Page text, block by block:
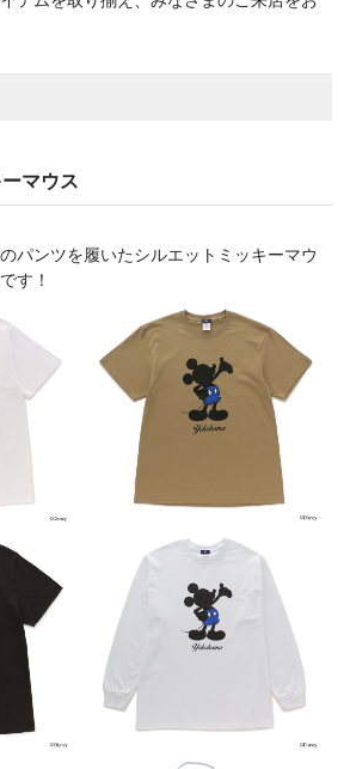
マウス
パンツを履いたシルエットミッキーマウ
す！